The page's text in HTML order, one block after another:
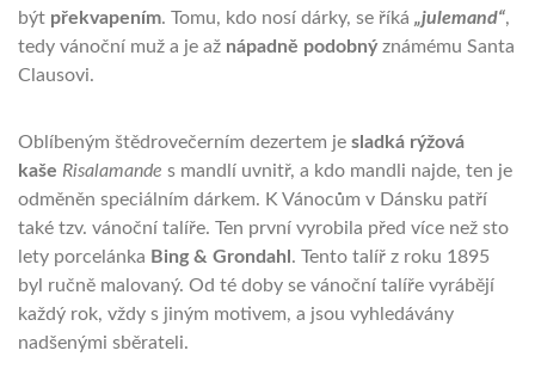
být překvapením. Tomu, kdo nosí dárky, se říká „julemand“,
tedy vánoční muž a je až nápadně podobnýznámému Santa
Clausovi.
Oblíbeným štědrovečerním dezertem je sladká rýžová
kaše Risalamande s mandlí uvnitř, a kdo mandli najde, ten je
odměněn speciálním dárkem. K Vánocům v Dánsku patří
také tzv. vánoční talíře. Ten první vyrobila před více než sto
lety porcelánka Bing & Grondahl . Tento talíř z roku 1895
byl ručně malovaný. Od té doby se vánoční talíře vyrábějí
každý rok, vždy s jiným motivem, a jsou vyhledávány
nadšenými sběrateli.